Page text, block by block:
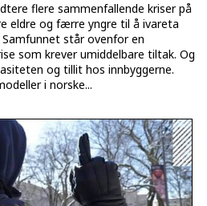
flere sammenfallende kriser på
eldre og færre yngre til å ivareta
står ovenfor en
som krever umiddelbare tiltak. Og
og tillit hos innbyggerne.
i norske...